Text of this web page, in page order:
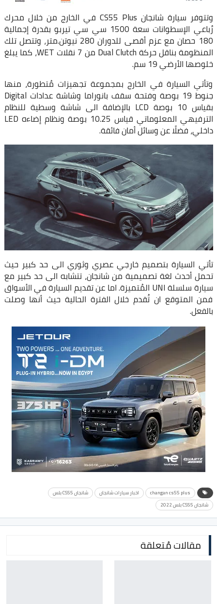
وتتوفر سيارة شانجان CS55 Plus في الخارج من خلال محرك
رُباعي الإسطوانات سعة 1500 سي سي تيربو بقدرة إجمالية
180 حصان مع عزم أقصى للدوران 280 نيوتن.متر، وتتصل تلك
المنظومة بناقل حركة Dual Clutch من 7 نقلات WET، كما يبلغ
خلوصها الأرضي 19 سم.
وتأتي السيارة في الخارج بمجموعة تجهيزات مُتطورة، منها
جنوط 19 بوصة وفتحة سقف بانوراما وشاشة عدادات Digital
بقياس 10 بوصة LCD بالإضافة الى شاشة وسطية للنظام
الترفيهي المعلوماتي قياس 10.25 بوصة ونظام إضاءه LED
داخلي، فضلًا عن وسائل أمان فائقة.
تأتي السيارة بتصميم خارجي عصري وثوري الى حد كبير حيث
تحمل أحدث لغة تصميمية من شانجان، تتشابه الى حد كبير مع
سيارة سلسلة UNI المُتميزة. اما عن تقديم السيارة في الأسواق
فمن المتوقع ان تُقدم خلال الفترة الحالية حيث أنها وصلت
بالفعل.
changan cs55 plus اخبار سيارات شانجان
شانجان CS55 بلس
شانجان CS55 بلس 2022
مقالات مُتعلقة